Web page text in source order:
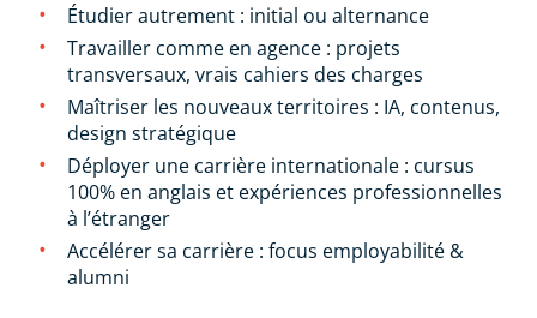
Étudier autrement : initial ou alternance
Travailler comme en agence : projets
transversaux, vrais cahiers des charges
Maîtriser les nouveaux territoires : IA, contenus,
design stratégique
Déployer une carrière internationale : cursus
100% en anglais et expériences professionnelles
à l’étranger
Accélérer sa carrière : focus employabilité &
alumni